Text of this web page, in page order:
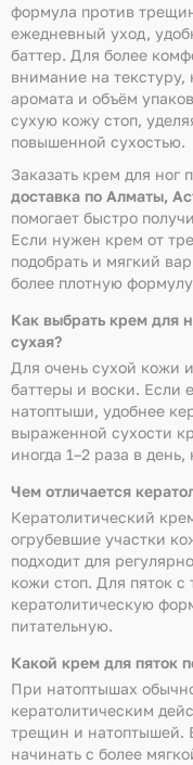
формула против
ежедневный уход,
баттер. Для более
внимание на текстуру,
аромата и объём
сухую кожу стоп,
повышенной сухостью.
Заказать крем для ног
доставка по Алматы,
помогает быстро
Если нужен крем от
подобрать и мягкий
более плотную
Как выбрать крем для
сухая?
Для очень сухой кожи
баттеры и воски. Если
натоптыши, удобнее
выраженной сухости
иногда 1–2 раза в
Чем отличается
Кератолитический
огрубевшие участки
подходит для
кожи стоп. Для пяток
кератолитическую
питательную.
Какой крем для пяток
При натоптышах
кератолитическим
трещин и натоптышей.
начинать с более